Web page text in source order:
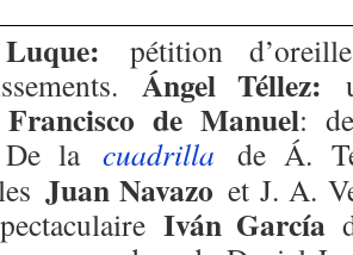
pétition
Ángel Téllez:
Francisco de Manuel:
De la cuadrilla de Á.
Juan Navazo et J. A.
Iván García